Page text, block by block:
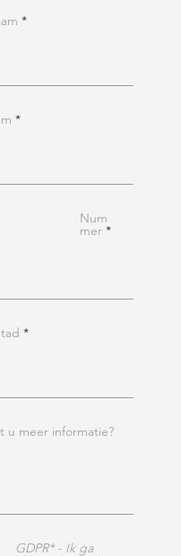
Num
mer
GDPR* - Ik ga
u meer informatie?